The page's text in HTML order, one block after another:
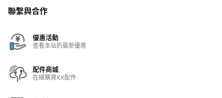
聯繫與合作
優惠活動
查看本站的最新優惠
配件商城
在線購買XX配件